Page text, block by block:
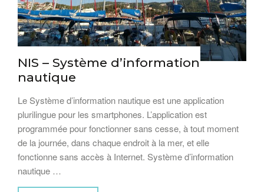
NIS – Système d’information
nautique
Le Système d’information nautique est une application
plurilingue pour les smartphones. L’application est
programmée pour fonctionner sans cesse, à tout moment
de la journée, dans chaque endroit à la mer, et elle
fonctionne sans accès à Internet. Système d’information
nautique …